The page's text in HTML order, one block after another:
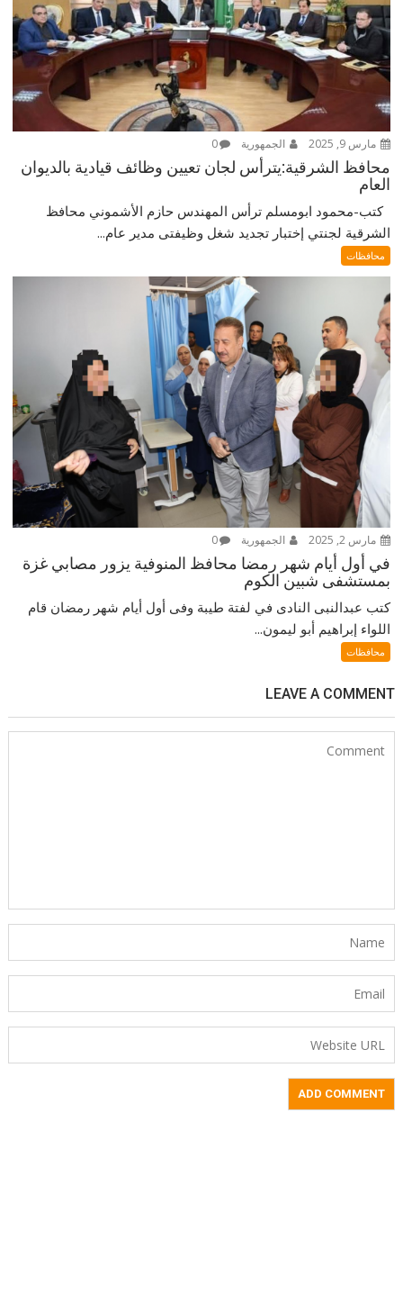
مارس 9, 2025 الجمهورية 0
محافظ الشرقية:يترأس لجان تعيين وظائف قيادية بالديوان
العام
كتب-محمود ابومسلم ترأس المهندس حازم الأشموني محافظ
الشرقية لجنتي إختبار تجديد شغل وظيفتى مدير عام...
محافظات
مارس 2, 2025 الجمهورية 0
في أول أيام شهر رمضا محافظ المنوفية يزور مصابي غزة
بمستشفى شبين الكوم
كتب عبدالنبى النادى في لفتة طيبة وفى أول أيام شهر رمضان قام
اللواء إبراهيم أبو ليمون...
محافظات
LEAVE A COMMENT